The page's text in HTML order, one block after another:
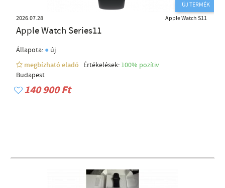
ÚJ TERMÉK
2026.07.28
Apple Watch S11
Apple Watch Series11
Állapota: ● új
megbízható eladó
Értékelések: 100% pozítiv
Budapest
140 900 Ft